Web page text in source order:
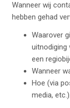
Wanneer wij
hebben gehad
Waarover
uitnodiging
een
Wanneer
Hoe (via
media, etc.).